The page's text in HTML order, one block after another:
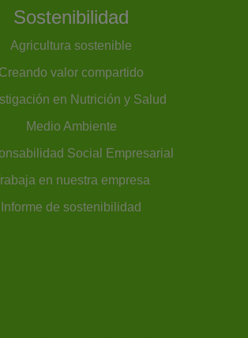
Sostenibilidad
Agricultura sostenible
Creando valor compartido
en Nutrición y Salud
Medio Ambiente
Social Empresarial
en nuestra empresa
Informe de sostenibilidad